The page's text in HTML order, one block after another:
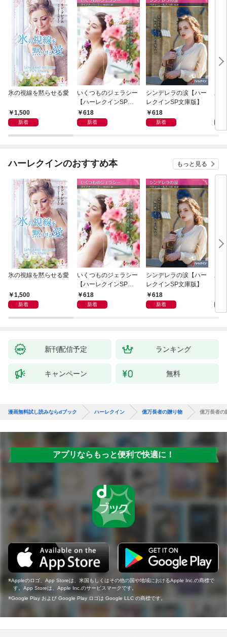
氷の視線を黙らせる愛
1,500
新着
いくつものジェラシー
【ハーレクインSP文
庫版】
618
新着
シンデレラの涙【ハー
レクインSP文庫版】
618
新着
あ
レ
ク
ハーレクインのおすすめ本 もっと見る
氷の視線を黙らせる愛
1,500
新着
いくつものジェラシー
【ハーレクインSP文
庫版】
618
新着
シンデレラの涙【ハー
レクインSP文庫版】
618
新着
あ
レ
ク
新刊配信予定 ランキング
キャンペーン 無料
漫画無料試し読みならdブック ハーレクイン 億万長者の贈り物 億万長者の
アプリならもっと便利で快適に！
Appleのロゴ、App Storeは、米国もしくはその他の国や地域におけるApple Inc.の商標で
す。App Storeは、Apple Inc.のサービスマークです。
Google Play および Google Play ロゴは Google LLC の商標です。